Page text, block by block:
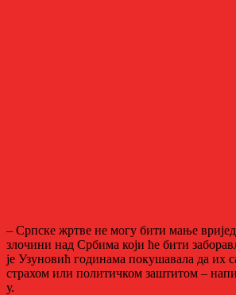
– Српске жртве не могу бити мање
злочини над Србима који ће бити
је Узуновић годинама покушавала да их
страхом или политичком заштитом –
у.